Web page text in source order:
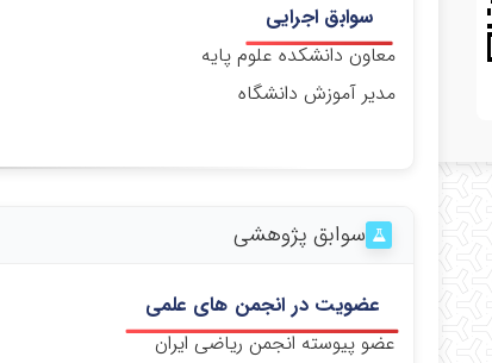
سوابق اجرایی
معاون دانشکده علوم پایه
مدیر آموزش دانشگاه
سوابق پژوهشی
عضویت در انجمن های علمی
عضو پیوسته انجمن ریاضی ایران